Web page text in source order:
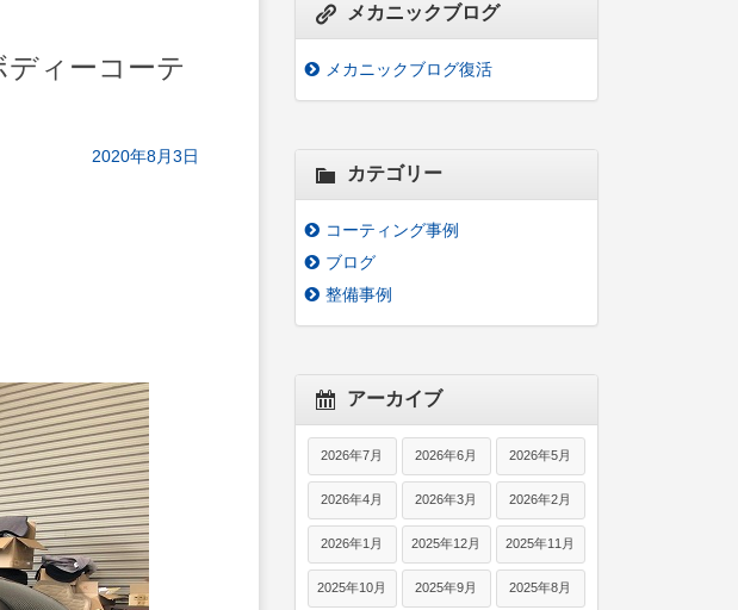
ィーコーテ
2020年8月3日
メカニックブログ
メカニックブログ復活
カテゴリー
コーティング事例
ブログ
整備事例
アーカイブ
2026年7月 2026年6月 2026年5月
2026年4月 2026年3月 2026年2月
2026年1月 2025年12月 2025年11月
2025年10月 2025年9月 2025年8月